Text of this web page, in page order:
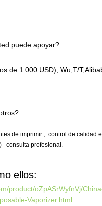
puede apoyar?
de 1.000 USD), Wu,T/
de imprimir , control de
consulta profesional.
ellos:
product/oZpASrWyfnVj/
Vaporizer.html